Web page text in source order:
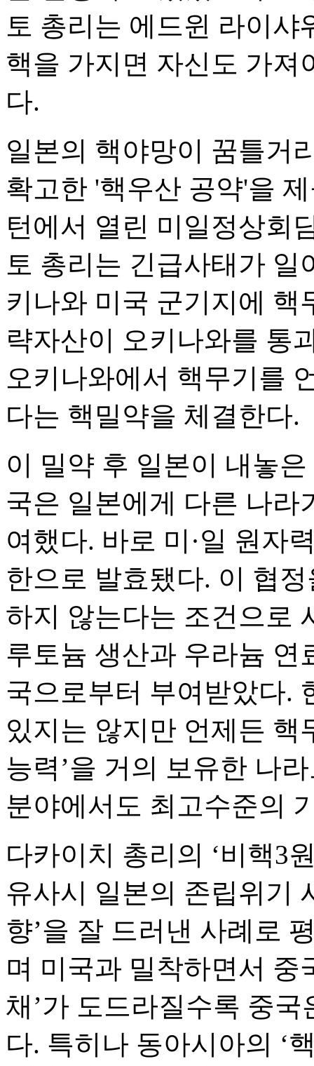
토 총리는 에드윈 라이
핵을 가지면 자신도 가
다.
일본의 핵야망이 꿈틀거
확고한 '핵우산 공약'을
턴에서 열린 미일정상회
토 총리는 긴급사태가 일
키나와 미국 군기지에
략자산이 오키나와를 통
오키나와에서 핵무기를
다는 핵밀약을 체결한다.
이 밀약 후 일본이 내놓
국은 일본에게 다른 나라
여했다. 바로 미·일 원자
한으로 발효됐다. 이 협
하지 않는다는 조건으로
루토늄 생산과 우라늄 연
국으로부터 부여받았다.
있지는 않지만 언제든 핵
능력’을 거의 보유한 나
분야에서도 최고수준의
다카이치 총리의 ‘비핵3
유사시 일본의 존립위기
향’을 잘 드러낸 사례로
며 미국과 밀착하면서 중
채’가 도드라질수록 중
다. 특히나 동아시아의 ‘